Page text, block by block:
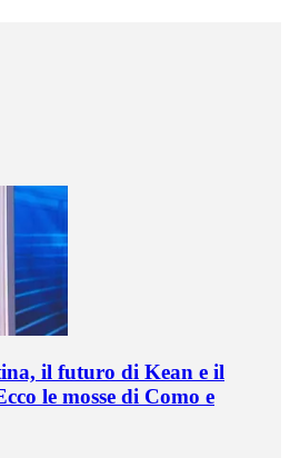
il futuro di Kean e il
le mosse di Como e